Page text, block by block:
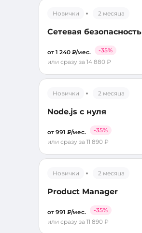
Новички 2 месяца
Сетевая безопасность
от 1 240 ₽/мес.
-35%
или сразу за 14 880 ₽
Новички 2 месяца
Node.js с нуля
от 991 ₽/мес.
-35%
или сразу за 11 890 ₽
Новички 2 месяца
Product Manager
от 991 ₽/мес.
-35%
или сразу за 11 890 ₽